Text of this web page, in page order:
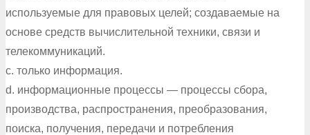
используемые для правовых целей; создаваемые на
основе средств вычислительной техники, связи и
телекоммуникаций.
c. только информация.
d. информационные процессы — процессы сбора,
производства, распространения, преобразования,
поиска, получения, передачи и потребления